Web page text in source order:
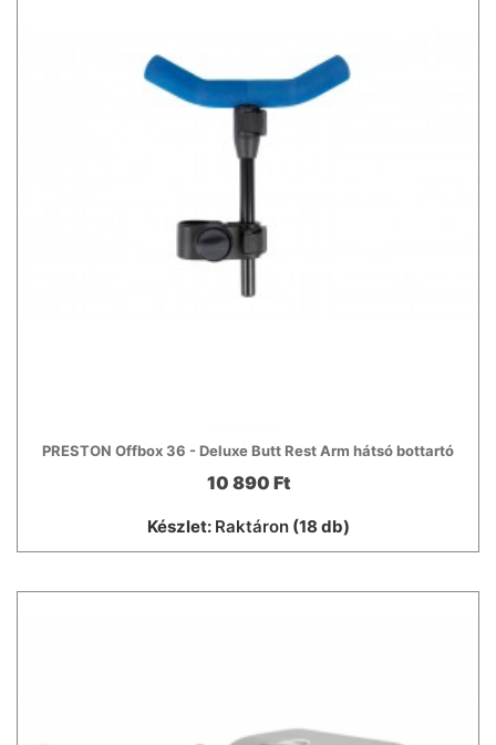
PRESTON Offbox 36 - Deluxe Butt Rest Arm hátsó bottartó
10 890 Ft
Készlet: Raktáron(18 db)